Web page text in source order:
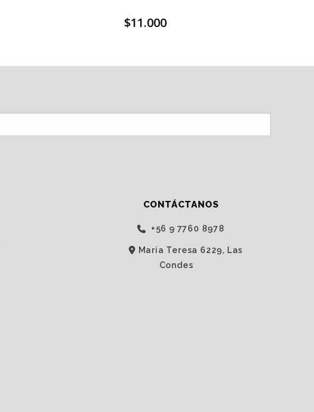
$11.000
CONTÁCTANOS
‭+56 9 7760 8978‬
Maria Teresa 6229, Las
Condes